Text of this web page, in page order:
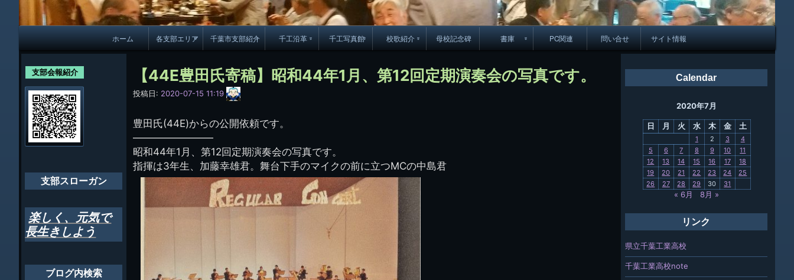
メ
イ
ン
ナ
ビ
ゲ
ー
ョ
ン
ホーム 各支部エリア 千葉市支部紹介
会員・役員名簿
年間行事
会員メッセージ
千工沿革
生実移転の歴史
財団法人千工会
鉄道連隊
千工写真館
歴代校長
昭和18年卒業アル
津田沼最後の体育祭
生実校舎以降
生実移転落成式典
生実初期の文化祭
校歌紹介
校歌
市立千葉工業学校回
母校記念碑 書庫
ハイキング
PC関連 問い合せ サイト情報
【44E豊田氏寄稿】昭和44年1月、第12回定期演奏会の写真です。
投稿日: 2020-07-15 11:19
サ
イ
管
理
(44E)
豊田氏(44E)からの公開依頼です。
————————
昭和44年1月、第12回定期演奏会の写真です。
指揮は3年生、加藤幸雄君。舞台下手のマイクの前に立つMCの中島君
Calendar
2020年7月
日 月 火 水 木 金 土
1 2 3
4
5
6 7 8 9 10
11
12
13 14 15 16 17
18
19
20 21 22 23 24
25
26
27 28 29 30 31
« 6月 8月 »
リンク
県立千葉工業高校
千葉工業高校note
支部会報紹介
支部スローガン
楽しく、元気で
長生きしよう
ブログ内検索